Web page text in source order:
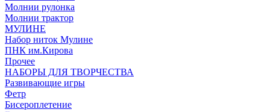
Молнии рулонка
Молнии трактор
МУЛИНЕ
Набор ниток Мулине
ПНК им.Кирова
Прочее
НАБОРЫ ДЛЯ ТВОРЧЕСТВА
Развивающие игры
Фетр
Бисероплетение